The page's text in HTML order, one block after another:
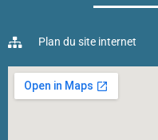
Plan du site internet